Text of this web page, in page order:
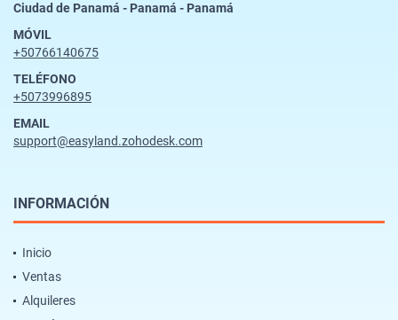
Ciudad de Panamá - Panamá - Panamá
MÓVIL
+50766140675
TELÉFONO
+5073996895
EMAIL
support@easyland.zohodesk.com
INFORMACIÓN
Inicio
Ventas
Alquileres